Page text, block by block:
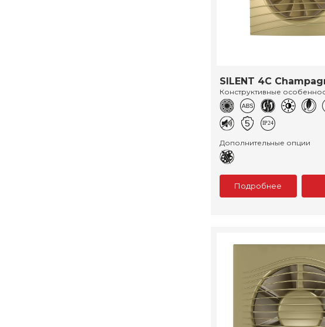
SILENT 4C
Конструктивные
Дополнительные опции
Подробнее